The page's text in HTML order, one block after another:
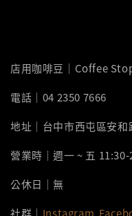
店用咖啡豆｜Coffee
電話｜04 2350 7666
地址｜台中市西屯區安和
營業時｜週一 ~ 五
公休日｜無
社群｜ Instagram